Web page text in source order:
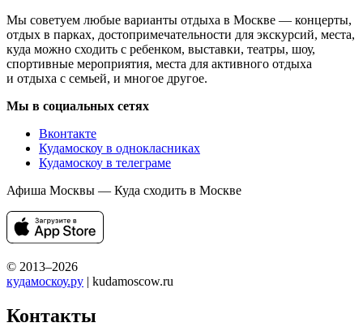
Мы советуем любые варианты отдыха в Москве — концерты,
отдых в парках, достопримечательности для экскурсий, места,
куда можно сходить с ребенком, выставки, театры, шоу,
спортивные мероприятия, места для активного отдыха
и отдыха с семьей, и многое другое.
Мы в социальных сетях
Вконтакте
Кудамоскоу в однокласниках
Кудамоскоу в телеграме
Афиша Москвы — Куда сходить в Москве
© 2013–2026
кудамоскоу.ру | kudamoscow.ru
Контакты